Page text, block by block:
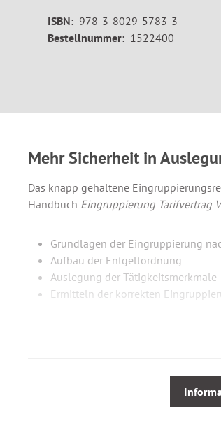
ISBN: 978-3-8029-5783-3
Bestellnummer: 1522400
Mehr Sicherheit in
Das knapp gehaltene
Handbuch Eingruppierung Tarifvertrag
Grundlagen der Eingruppierung
Aufbau der Entgeltordnung
Auslegung der Tätigkeitsmerkmale
Ermitteln der korrekten
Mit einem tarifkonformen Formular zur